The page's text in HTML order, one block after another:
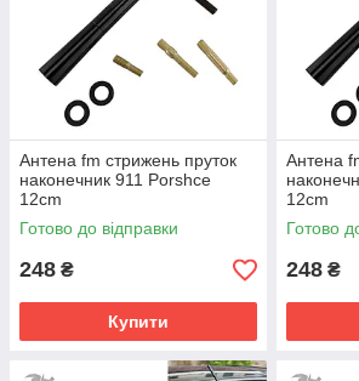
Антена fm стрижень пруток
наконечник 911 Porshce
12cm
Готово до відправки
248 ₴
Купити
Антена
12cm
Готово
248 ₴